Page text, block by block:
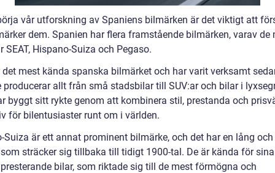
vår utforskning av Spaniens bilmärken är det viktigt att
dem. Spanien har flera framstående bilmärken, varav de
SEAT, Hispano-Suiza och Pegaso.
det mest kända spanska bilmärket och har varit verksamt
producerar allt från små stadsbilar till SUV:ar och bilar i
byggt sitt rykte genom att kombinera stil, prestanda och
för bilentusiaster runt om i världen.
Suiza är ett annat prominent bilmärke, och det har en lång
sträcker sig tillbaka till tidigt 1900-tal. De är kända för
bilar, som riktade sig till de mest förmögna och